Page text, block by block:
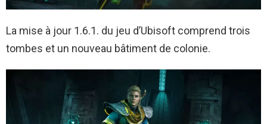
La mise à jour 1.6.1. du jeu d’Ubisoft comprend trois
tombes et un nouveau bâtiment de colonie.